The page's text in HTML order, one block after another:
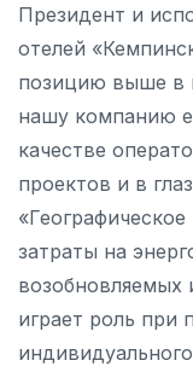
Президент и
отелей
позицию выше в
нашу компанию
качестве
проектов и в
затраты на
возобновляемых
играет роль при